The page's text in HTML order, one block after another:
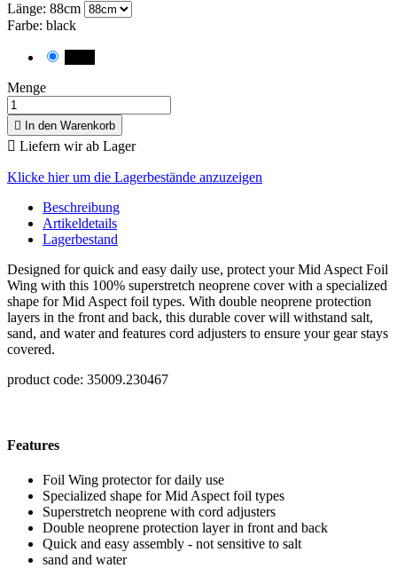
Länge: 88cm
Farbe: black
Menge
 In den Warenkorb
 Liefern wir ab Lager
Klicke hier um die Lagerbestände anzuzeigen
Beschreibung
Artikeldetails
Lagerbestand
Designed for quick and easy daily use, protect your Mid Aspect Foil
Wing with this 100% superstretch neoprene cover with a specialized
shape for Mid Aspect foil types. With double neoprene protection
layers in the front and back, this durable cover will withstand salt,
sand, and water and features cord adjusters to ensure your gear stays
covered.
product code: 35009.230467
Features
Foil Wing protector for daily use
Specialized shape for Mid Aspect foil types
Superstretch neoprene with cord adjusters
Double neoprene protection layer in front and back
Quick and easy assembly - not sensitive to salt
sand and water